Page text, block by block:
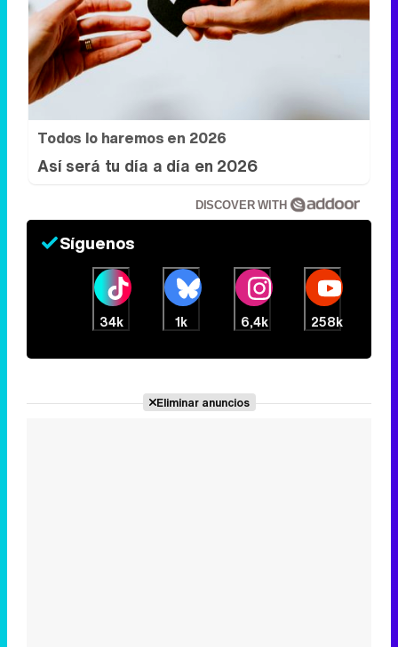
Todos lo haremos en 2026
Así será tu día a día en 2026
Síguenos
6,4k 258k
Eliminar anuncios